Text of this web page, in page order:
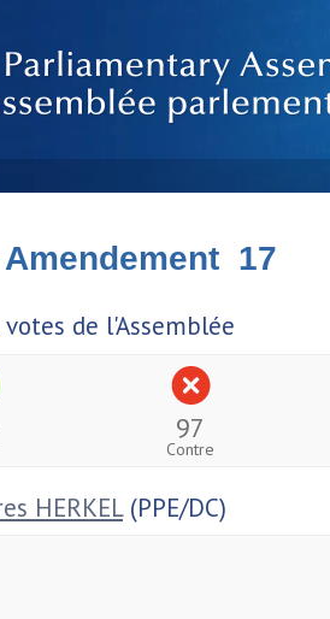
17
de l'Assemblée
97
Contre
HERKEL(PPE/DC)